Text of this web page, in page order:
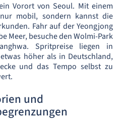
Vorort von Seoul. Mit einem
mobil, sondern kannst die
Fahr auf der Yeongjong
Meer, besuche den Wolmi-Park
Spritpreise liegen in
höher als in Deutschland,
und das Tempo selbst zu
und